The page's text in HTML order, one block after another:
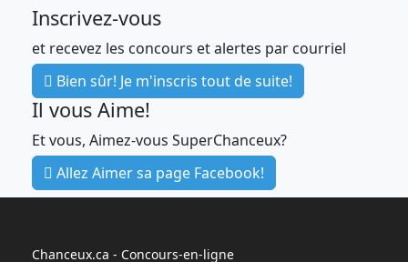
Inscrivez-vous
et recevez les concours et alertes par courriel
Bien sûr! Je m'inscris tout de suite!
Il vous Aime!
Et vous, Aimez-vous SuperChanceux?
Allez Aimer sa page Facebook!
Chanceux.ca - Concours-en-ligne